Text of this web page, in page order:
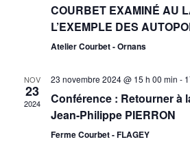
COURBET EXAMINÉ AU
L’EXEMPLE DES
Atelier Courbet - Ornans
NOV
23
2024
23 novembre 2024 @ 15 h 00 min -
Conférence : Retourner à
Jean-Philippe PIERRON
Ferme Courbet - FLAGEY